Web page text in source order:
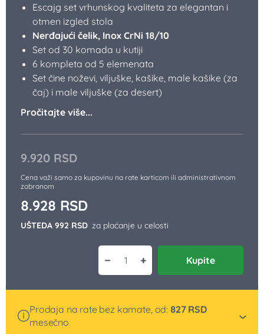
9.920 RSD
Cena važi samo za kupovinu na rate karticom ili administrativnom
zabranom
8.928 RSD
UŠTEDA 992 RSD za plaćanje u celosti
Escajg set vrhunskog kvaliteta za elegantan i
otmen izgled stola
Nerđajući čelik, Inox CrNi 18/10
Set od 30 komada u kutiji
6 kompleta od 5 elemenata
Set čine noževi, viljuške, kašike, male kašike (za
čaj) i male viljuške (za desert)
Pročitajte više...
−Escajg set za 6 osoba U KUTIJI
+ Kupite
Prodaja na rate bez kamate, od: 827 RSD
mesečno